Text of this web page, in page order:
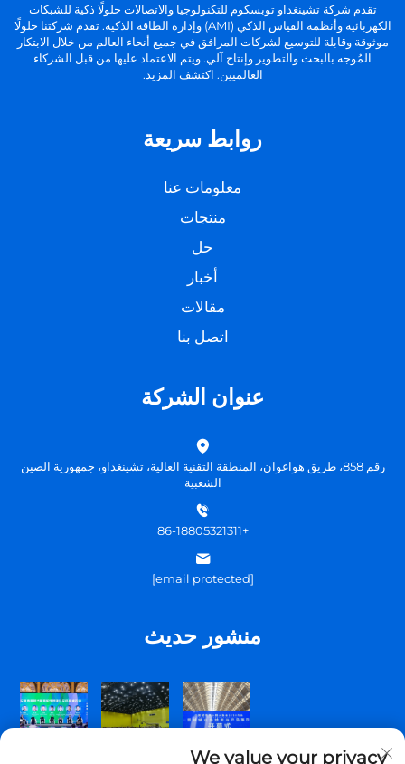
تقدم شركة تشينغداو توبسكوم للتكنولوجيا والاتصالات حلولًا ذكية للشبكات
الكهربائية وأنظمة القياس الذكي (AMI) وإدارة الطاقة الذكية. تقدم شركتنا حلولًا
موثوقة وقابلة للتوسيع لشركات المرافق في جميع أنحاء العالم من خلال الابتكار
المُوجه بالبحث والتطوير وإنتاج آلي. ويتم الاعتماد عليها من قبل الشركاء
العالميين. اكتشف المزيد.
روابط سريعة
معلومات عنا
منتجات
حل
أخبار
مقالات
اتصل بنا
عنوان الشركة
رقم 858، طريق هواغوان، المنطقة التقنية العالية، تشينغداو، جمهورية الصين
الشعبية
+86-18805321311
[email protected]
منشور حديث
We value your privacy